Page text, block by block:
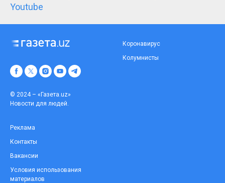
Youtube
© 2024 – «Газета.uz»
Новости для людей.
Коронавирус
Колумнисты
Реклама
Контакты
Вакансии
Условия использования
материалов